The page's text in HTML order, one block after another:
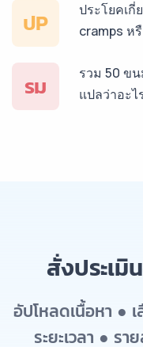
ปP
ประโยคเกี่
cramps ห
รม
รวม 50 ข
แปลว่าอะ
สั่งประเมิ
อัปโหลดเนื้อหา ●
ระยะเวลา ● ร